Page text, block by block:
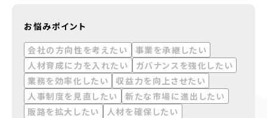
お悩みポイント
会社の方向性を考えたい
事業を承継したい
人材育成に力を入れたい
ガバナンスを強化したい
業務を効率化したい
収益力を向上させたい
人事制度を見直したい
新たな市場に進出したい
販路を拡大したい
人材を確保したい